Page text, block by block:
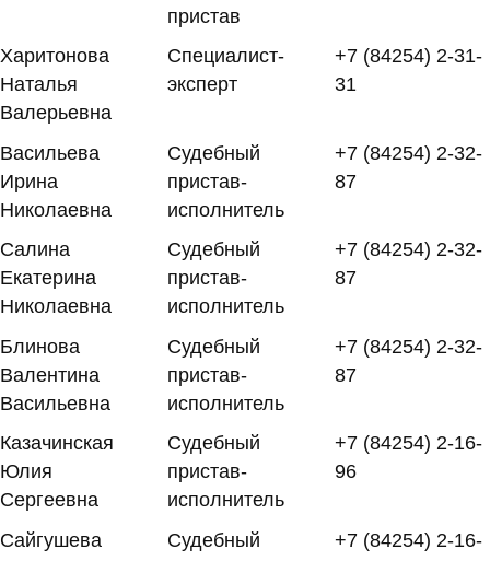
пристав
Харитонова
Наталья
Валерьевна
Специалист-
эксперт
+7 (84254) 2-31-
31
Васильева
Ирина
Николаевна
Судебный
пристав-
исполнитель
+7 (84254) 2-32-
87
Салина
Екатерина
Николаевна
Судебный
пристав-
исполнитель
+7 (84254) 2-32-
87
Блинова
Валентина
Васильевна
Судебный
пристав-
исполнитель
+7 (84254) 2-32-
87
Казачинская
Юлия
Сергеевна
Судебный
пристав-
исполнитель
+7 (84254) 2-16-
96
Сайгушева
Судебный
+7 (84254) 2-16-